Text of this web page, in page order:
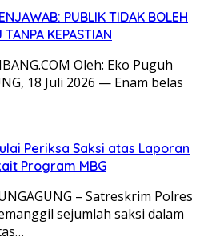
PUBLIK TIDAK BOLEH
KEPASTIAN
Oleh: Eko Puguh
18 Juli 2026 — Enam belas
Periksa Saksi atas Laporan
Program MBG
– Satreskrim Polres
sejumlah saksi dalam